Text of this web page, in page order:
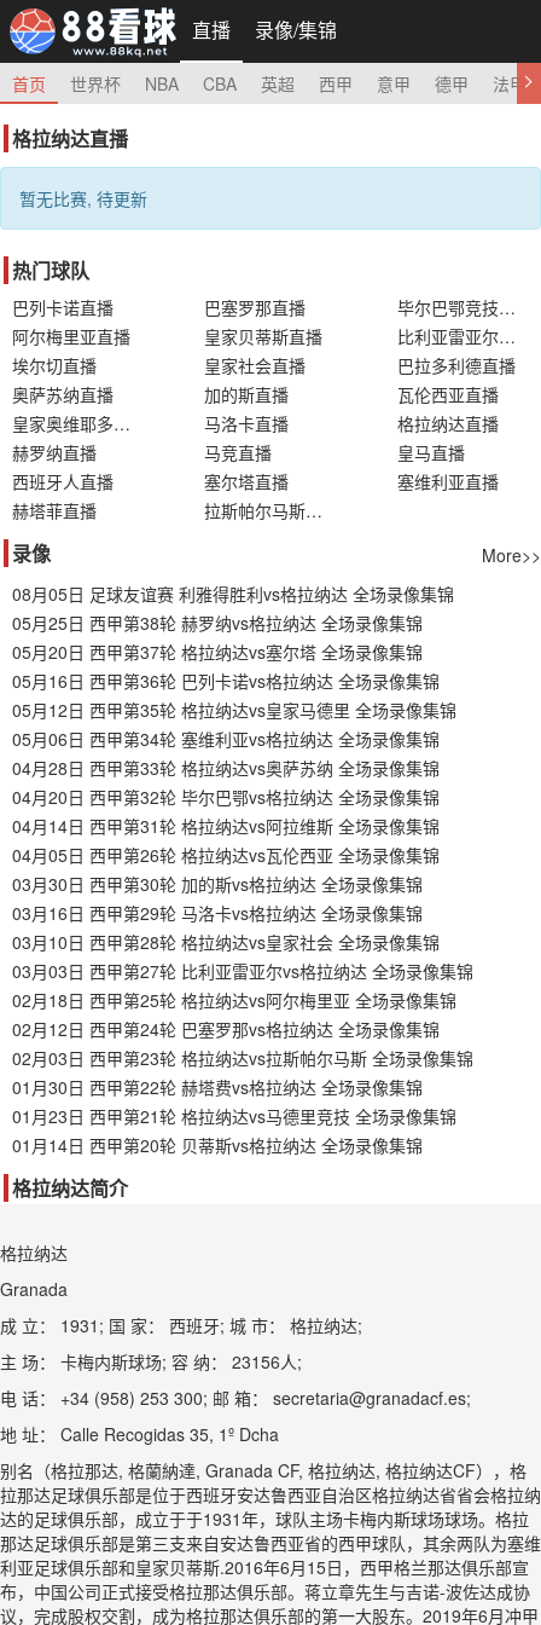
直播 录像/集锦
首页 世界杯 NBA CBA 英超 西甲 意甲 德甲 法甲
格拉纳达直播
暂无比赛, 待更新
热门球队
巴列卡诺直播 巴塞罗那直播
毕尔巴鄂竞技直播
阿尔梅里亚直播
皇家贝蒂斯直播
比利亚雷亚尔直播
埃尔切直播
皇家社会直播
巴拉多利德直播
奥萨苏纳直播
加的斯直播
瓦伦西亚直播
皇家奥维耶多直播
马洛卡直播
格拉纳达直播
赫罗纳直播
马竞直播
皇马直播
西班牙人直播
塞尔塔直播
塞维利亚直播
赫塔菲直播
拉斯帕尔马斯直播
录像
More>>
08月05日 足球友谊赛 利雅得胜利vs格拉纳达 全场录像集锦
05月25日 西甲第38轮 赫罗纳vs格拉纳达 全场录像集锦
05月20日 西甲第37轮 格拉纳达vs塞尔塔 全场录像集锦
05月16日 西甲第36轮 巴列卡诺vs格拉纳达 全场录像集锦
05月12日 西甲第35轮 格拉纳达vs皇家马德里 全场录像集锦
05月06日 西甲第34轮 塞维利亚vs格拉纳达 全场录像集锦
04月28日 西甲第33轮 格拉纳达vs奥萨苏纳 全场录像集锦
04月20日 西甲第32轮 毕尔巴鄂vs格拉纳达 全场录像集锦
04月14日 西甲第31轮 格拉纳达vs阿拉维斯 全场录像集锦
04月05日 西甲第26轮 格拉纳达vs瓦伦西亚 全场录像集锦
03月30日 西甲第30轮 加的斯vs格拉纳达 全场录像集锦
03月16日 西甲第29轮 马洛卡vs格拉纳达 全场录像集锦
03月10日 西甲第28轮 格拉纳达vs皇家社会 全场录像集锦
03月03日 西甲第27轮 比利亚雷亚尔vs格拉纳达 全场录像集锦
02月18日 西甲第25轮 格拉纳达vs阿尔梅里亚 全场录像集锦
02月12日 西甲第24轮 巴塞罗那vs格拉纳达 全场录像集锦
02月03日 西甲第23轮 格拉纳达vs拉斯帕尔马斯 全场录像集锦
01月30日 西甲第22轮 赫塔费vs格拉纳达 全场录像集锦
01月23日 西甲第21轮 格拉纳达vs马德里竞技 全场录像集锦
01月14日 西甲第20轮 贝蒂斯vs格拉纳达 全场录像集锦
格拉纳达简介
格拉纳达
Granada
成 立： 1931; 国 家： 西班牙; 城 市： 格拉纳达;
主 场： 卡梅内斯球场; 容 纳： 23156人;
电 话： +34 (958) 253 300; 邮 箱： secretaria@granadacf.es;
地 址： Calle Recogidas 35, 1º Dcha
别名（格拉那达, 格蘭納達, Granada CF, 格拉纳达, 格拉纳达CF），格
拉那达足球俱乐部是位于西班牙安达鲁西亚自治区格拉纳达省省会格拉纳
达的足球俱乐部，成立于于1931年，球队主场卡梅内斯球场球场。格拉
那达足球俱乐部是第三支来自安达鲁西亚省的西甲球队，其余两队为塞维
利亚足球俱乐部和皇家贝蒂斯.2016年6月15日，西甲格兰那达俱乐部宣
布，中国公司正式接受格拉那达俱乐部。蒋立章先生与吉诺-波佐达成协
议，完成股权交割，成为格拉那达俱乐部的第一大股东。2019年6月冲甲